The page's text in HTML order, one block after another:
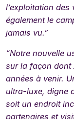
l’exploitation des
également le
jamais vu.”
“Notre nouvelle
sur la façon dont
années à venir.
ultra-luxe, digne
soit un endroit
partenaires et